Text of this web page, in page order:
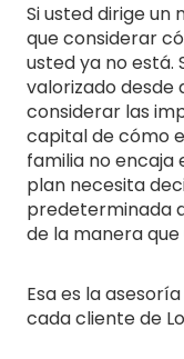
Si usted dirige un
que considerar
usted ya no está.
valorizado desde
considerar las
capital de cómo
familia no encaja
plan necesita
predeterminada
de la manera
Esa es la
cada cliente de